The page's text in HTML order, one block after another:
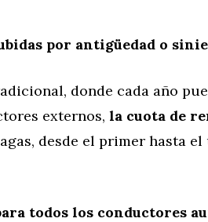
por antigüedad o
donde cada año
externos, la cuota de
desde el primer hasta
todos los conductores